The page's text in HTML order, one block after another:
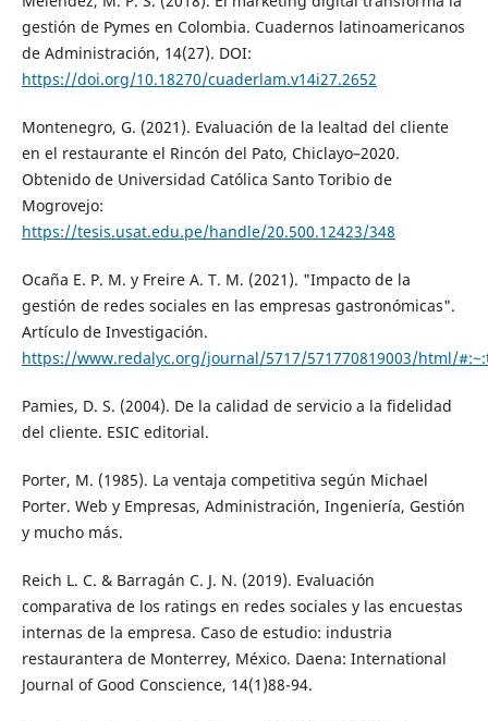
gestión de Pymes en Colombia. Cuadernos latinoamericanos
de Administración, 14(27). DOI:
https://doi.org/10.18270/cuaderlam.v14i27.2652
Montenegro, G. (2021). Evaluación de la lealtad del cliente
en el restaurante el Rincón del Pato, Chiclayo–2020.
Obtenido de Universidad Católica Santo Toribio de
Mogrovejo:
https://tesis.usat.edu.pe/handle/20.500.12423/348
Ocaña E. P. M. y Freire A. T. M. (2021). "Impacto de la
gestión de redes sociales en las empresas gastronómicas".
Artículo de Investigación.
https://www.redalyc.org/journal/5717/571770819003/html/
Pamies, D. S. (2004). De la calidad de servicio a la fidelidad
del cliente. ESIC editorial.
Porter, M. (1985). La ventaja competitiva según Michael
Porter. Web y Empresas, Administración, Ingeniería, Gestión
y mucho más.
Reich L. C. & Barragán C. J. N. (2019). Evaluación
comparativa de los ratings en redes sociales y las encuestas
internas de la empresa. Caso de estudio: industria
restaurantera de Monterrey, México. Daena: International
Journal of Good Conscience, 14(1)88-94.